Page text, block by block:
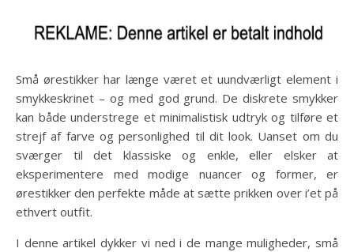
Små ørestikker har længe været et uundværligt element i
smykkeskrinet – og med god grund. De diskrete smykker
kan både understrege et minimalistisk udtryk og tilføre et
strejf af farve og personlighed til dit look. Uanset om du
sværger til det klassiske og enkle, eller elsker at
eksperimentere med modige nuancer og former, er
ørestikker den perfekte måde at sætte prikken over i’et på
ethvert outfit.
I denne artikel dykker vi ned i de mange muligheder, små